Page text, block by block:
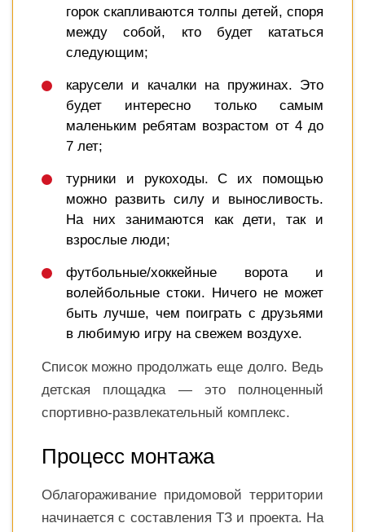
горок скапливаются толпы детей, споря
между собой, кто будет кататься
следующим;
карусели и качалки на пружинах. Это
будет интересно только самым
маленьким ребятам возрастом от 4 до
7 лет;
турники и рукоходы. С их помощью
можно развить силу и выносливость.
На них занимаются как дети, так и
взрослые люди;
футбольные/хоккейные ворота и
волейбольные стоки. Ничего не может
быть лучше, чем поиграть с друзьями
в любимую игру на свежем воздухе.
Список можно продолжать еще долго. Ведь
детская площадка — это полноценный
спортивно-развлекательный комплекс.
Процесс монтажа
Облагораживание придомовой территории
начинается с составления ТЗ и проекта. На